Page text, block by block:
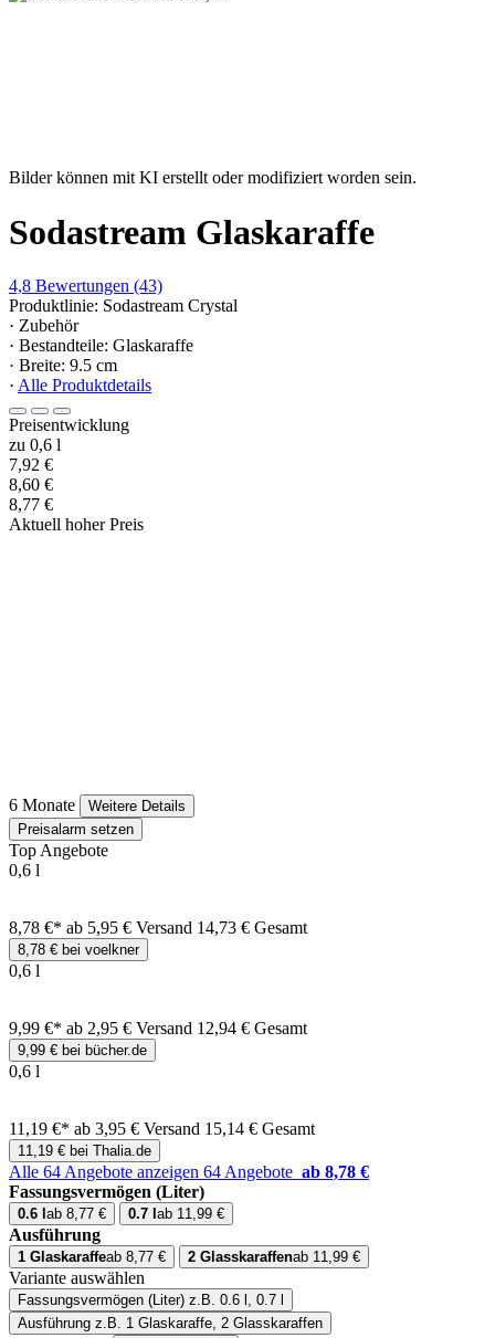
Bilder können mit KI erstellt oder modifiziert worden sein.
Sodastream Glaskaraffe
4,8 Bewertungen (43)
Produktlinie: Sodastream Crystal
· Zubehör
· Bestandteile: Glaskaraffe
· Breite: 9.5 cm
· Alle Produktdetails
Preisentwicklung
zu 0,6 l
7,92 €
8,60 €
8,77 €
Aktuell hoher Preis
6 Monate
Weitere Details
Preisalarm setzen
Top Angebote
0,6 l
8,78 €* ab 5,95 € Versand 14,73 € Gesamt
8,78 € bei voelkner
0,6 l
9,99 €* ab 2,95 € Versand 12,94 € Gesamt
9,99 € bei bücher.de
0,6 l
11,19 €* ab 3,95 € Versand 15,14 € Gesamt
11,19 € bei Thalia.de
Alle 64 Angebote anzeigen 64 Angebote ab 8,78 €
Fassungsvermögen (Liter)
0.6 l ab 8,77 € 0.7 l ab 11,99 €
Ausführung
1 Glaskaraffeab 8,77 € 2 Glasskaraffenab 11,99 €
Variante auswählen
Fassungsvermögen (Liter) z.B. 0.6 l, 0.7 l
Ausführung z.B. 1 Glaskaraffe, 2 Glasskaraffen